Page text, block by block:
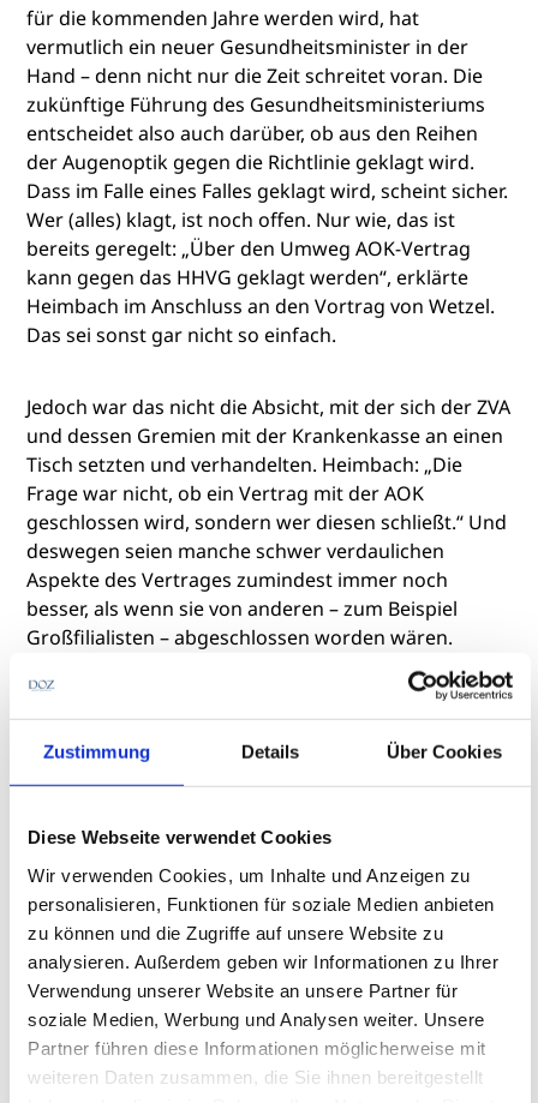
Zustimmung Details Über Cookies
Diese Webseite verwendet Cookies
Wir verwenden Cookies, um Inhalte und Anzeigen zu
personalisieren, Funktionen für soziale Medien anbieten
zu können und die Zugriffe auf unsere Website zu
analysieren. Außerdem geben wir Informationen zu Ihrer
Verwendung unserer Website an unsere Partner für
soziale Medien, Werbung und Analysen weiter. Unsere
Partner führen diese Informationen möglicherweise mit
weiteren Daten zusammen, die Sie ihnen bereitgestellt
für die kommenden Jahre werden wird, hat
vermutlich ein neuer Gesundheitsminister in der
Hand – denn nicht nur die Zeit schreitet voran. Die
zukünftige Führung des Gesundheitsministeriums
entscheidet also auch darüber, ob aus den Reihen
der Augenoptik gegen die Richtlinie geklagt wird.
Dass im Falle eines Falles geklagt wird, scheint sicher.
Wer (alles) klagt, ist noch offen. Nur wie, das ist
bereits geregelt: „Über den Umweg AOK-Vertrag
kann gegen das HHVG geklagt werden“, erklärte
Heimbach im Anschluss an den Vortrag von Wetzel.
Das sei sonst gar nicht so einfach.
Jedoch war das nicht die Absicht, mit der sich der ZVA
und dessen Gremien mit der Krankenkasse an einen
Tisch setzten und verhandelten. Heimbach: „Die
Frage war nicht, ob ein Vertrag mit der AOK
geschlossen wird, sondern wer diesen schließt.“ Und
deswegen seien manche schwer verdaulichen
Aspekte des Vertrages zumindest immer noch
besser, als wenn sie von anderen – zum Beispiel
Großfilialisten – abgeschlossen worden wären.
Heimbach verteidigte den Vertrag und hatte zum
Schluss seiner Rede noch zwei ziemlich gute
Argumente parat: Zum einen muss jeder
Betriebsinhaber noch seine eigene Unterschrift
leisten, um sich für den Vertrag zu entscheiden –
der AOK bundesweit abrechnen zu können. Und zum
anderen gibt es ein Sonderkündigungsrecht, wenn
die mit der AOK ausgehandelte Folgeversorgung
durch den Augenoptiker wegen der in Kraft
getretenen Richtlinie des HHVG nichtig ist.
Zusatzbrille macht Umsatz
Die Themen HHVG und AOK-Vertrag stellten einiges